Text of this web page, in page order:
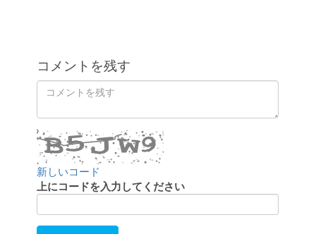
コメントを残す
Order
ン
ト
を
残
す
新しいコード
上にコードを入力してください